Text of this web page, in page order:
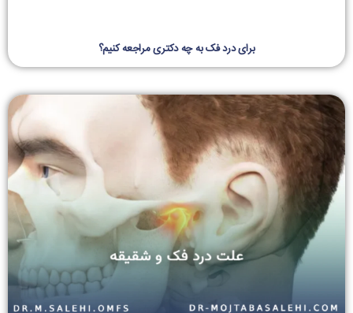
برای درد فک به چه دکتری مراجعه کنیم؟